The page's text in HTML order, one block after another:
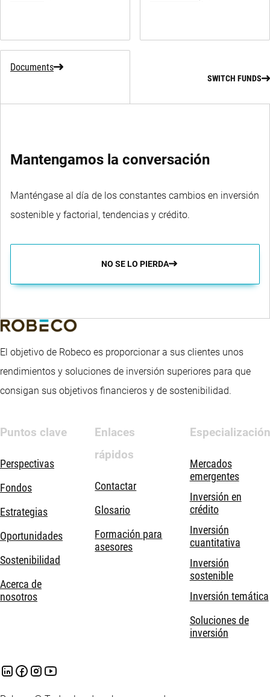
Documents
SWITCH FUNDS
Mantengamos la conversación
Manténgase al día de los constantes cambios en inversión
sostenible y factorial, tendencias y crédito.
NO SE LO PIERDA
El objetivo de Robeco es proporcionar a sus clientes unos
rendimientos y soluciones de inversión superiores para que
consigan sus objetivos financieros y de sostenibilidad.
Puntos clave
Perspectivas
Fondos
Estrategias
Oportunidades
Sostenibilidad
Acerca de
nosotros
Enlaces
rápidos
Contactar
Glosario
Formación para
asesores
Especialización
Mercados
emergentes
Inversión en
crédito
Inversión
cuantitativa
Inversión
sostenible
Inversión temática
Soluciones de
inversión